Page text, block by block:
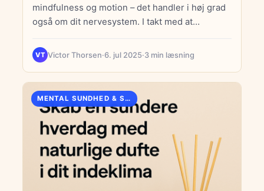
mindfulness og motion – det handler i høj grad
også om dit nervesystem. I takt med at
VT Victor Thorsen·6. jul 2025·3 min læsning
MENTAL SUNDHED & STRESS